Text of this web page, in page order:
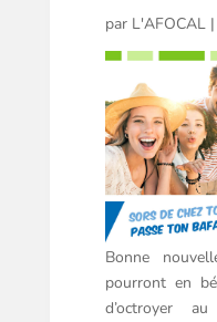
par L'AFOCAL|
Bonne
pourront en
d’octroyer